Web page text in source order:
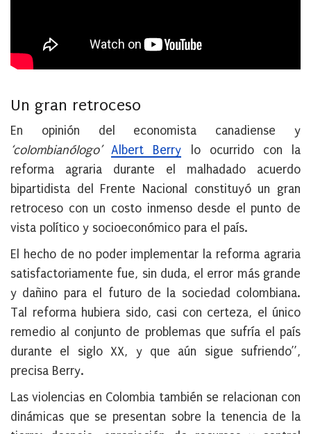
Un gran retroceso
En opinión del economista canadiense y
‘colombianólogo’
Albert Berry lo ocurrido con la
reforma agraria durante el malhadado acuerdo
bipartidista del Frente Nacional constituyó un gran
retroceso con un costo inmenso desde el punto de
vista político y socioeconómico para el país.
El hecho de no poder implementar la reforma agraria
satisfactoriamente fue, sin duda, el error más grande
y dañino para el futuro de la sociedad colombiana.
Tal reforma hubiera sido, casi con certeza, el único
remedio al conjunto de problemas que sufría el país
durante el siglo XX, y que aún sigue sufriendo”,
precisa Berry.
Las violencias en Colombia también se relacionan con
dinámicas que se presentan sobre la tenencia de la